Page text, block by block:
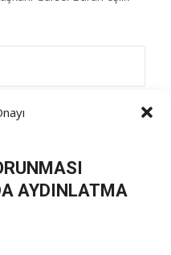
AYDINLATMA
Yavaş’ı ziyaret